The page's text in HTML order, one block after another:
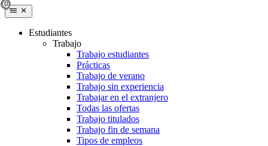
Estudiantes
Trabajo
Trabajo estudiantes
Prácticas
Trabajo de verano
Trabajo sin experiencia
Trabajar en el extranjero
Todas las ofertas
Trabajo titulados
Trabajo fin de semana
Tipos de empleos